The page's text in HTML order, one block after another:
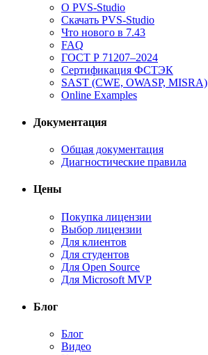
О PVS-Studio
Скачать PVS-Studio
Что нового в 7.43
FAQ
ГОСТ Р 71207–2024
Сертификация ФСТЭК
SAST (CWE, OWASP, MISRA)
Online Examples
Документация
Общая документация
Диагностические правила
Цены
Покупка лицензии
Выбор лицензии
Для клиентов
Для студентов
Для Open Source
Для Microsoft MVP
Блог
Блог
Видео